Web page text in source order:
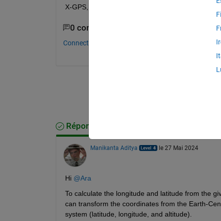
X-GPS, Y-GPS, and Z-GPS as well as X-LEO, Y-
0 commentaires
Connectez-vous pour commenter.
Réponse acceptée
Manikanta Aditya le 27 Mai 2024
Hi @Ara
To calculate the longitude and latitude from the
can transform the coordinates from the Earth-
system (latitude, longitude, and altitude).